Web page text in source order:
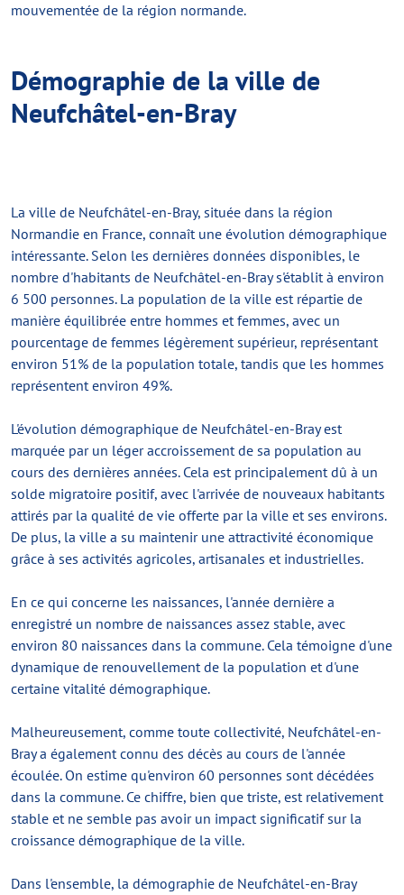
mouvementée de la région normande.
Démographie de la ville de
Neufchâtel-en-Bray
La ville de Neufchâtel-en-Bray, située dans la région
Normandie en France, connaît une évolution démographique
intéressante. Selon les dernières données disponibles, le
nombre d'habitants de Neufchâtel-en-Bray s'établit à environ
6 500 personnes. La population de la ville est répartie de
manière équilibrée entre hommes et femmes, avec un
pourcentage de femmes légèrement supérieur, représentant
environ 51% de la population totale, tandis que les hommes
représentent environ 49%.
L'évolution démographique de Neufchâtel-en-Bray est
marquée par un léger accroissement de sa population au
cours des dernières années. Cela est principalement dû à un
solde migratoire positif, avec l'arrivée de nouveaux habitants
attirés par la qualité de vie offerte par la ville et ses environs.
De plus, la ville a su maintenir une attractivité économique
grâce à ses activités agricoles, artisanales et industrielles.
En ce qui concerne les naissances, l'année dernière a
enregistré un nombre de naissances assez stable, avec
environ 80 naissances dans la commune. Cela témoigne d'une
dynamique de renouvellement de la population et d'une
certaine vitalité démographique.
Malheureusement, comme toute collectivité, Neufchâtel-en-
Bray a également connu des décès au cours de l'année
écoulée. On estime qu'environ 60 personnes sont décédées
dans la commune. Ce chiffre, bien que triste, est relativement
stable et ne semble pas avoir un impact significatif sur la
croissance démographique de la ville.
Dans l'ensemble, la démographie de Neufchâtel-en-Bray